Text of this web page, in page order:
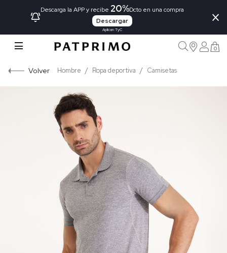
Descarga la APP y recibe 20%Dcto en una compra
Descargar
Aplican TyC
×
0
Volver Hombre Ropa deportiva Camisetas